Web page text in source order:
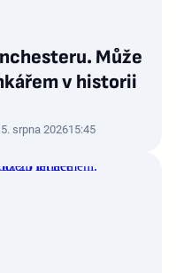
Může
v historii
5. srpna 202615:45